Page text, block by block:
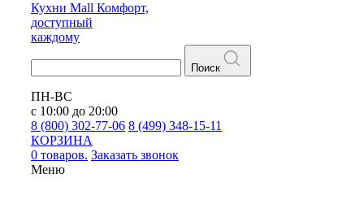
Кухни Mall Комфорт,
доступный
каждому
Поиск
ПН-ВС
с 10:00 до 20:00
8 (800) 302-77-06 8 (499) 348-15-11
КОРЗИНА
0 товаров. Заказать звонок
Меню